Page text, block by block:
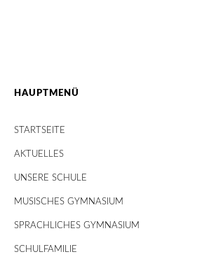
HAUPTMENÜ
STARTSEITE
AKTUELLES
UNSERE SCHULE
MUSISCHES GYMNASIUM
SPRACHLICHES GYMNASIUM
SCHULFAMILIE